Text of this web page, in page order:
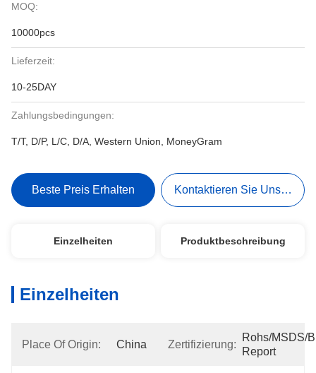
MOQ:
10000pcs
Lieferzeit:
10-25DAY
Zahlungsbedingungen:
T/T, D/P, L/C, D/A, Western Union, MoneyGram
Beste Preis Erhalten Kontaktieren Sie Uns Jetzt
Einzelheiten Produktbeschreibung
Einzelheiten
Place Of Origin: China Zertifizierung:
Rohs/MSDS/
Report